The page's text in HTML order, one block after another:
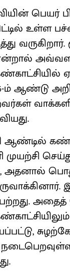
பெயர்
உள்ள
16-ம் ஆண்டு
ஆண்டில்
முயற்சி
அதனால்